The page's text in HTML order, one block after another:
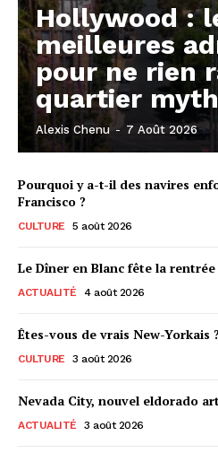
Hollywood :
meilleures
pour ne rien
quartier
Alexis Chenu - 7 Août 2026
Pourquoi y a-t-il des navires
Francisco ?
CULTURE 5 août 2026
Le Dîner en Blanc fête la rentrée
ACTUALITÉ 4 août 2026
Êtes-vous de vrais New-Yorkais
CULTURE 3 août 2026
Nevada City, nouvel eldorado
ACTUALITÉ 3 août 2026